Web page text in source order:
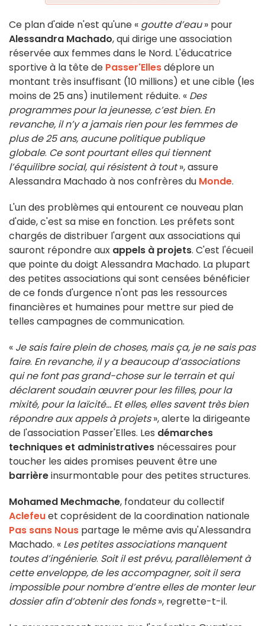
Ce plan d'aide n'est qu'une « goutte d’eau» pour
Alessandra Machado, qui dirige une association
réservée aux femmes dans le Nord. L'éducatrice
sportive à la tête de Passer'Ellesdéplore un
montant très insuffisant (10 millions) et une cible (les
moins de 25 ans) inutilement réduite. « Des
programmes pour la jeunesse, c’est bien. En
revanche, il n’y a jamais rien pour les femmes de
plus de 25 ans, aucune politique publique
globale. Ce sont pourtant elles qui tiennent
l’équilibre social, qui résistent à tout», assure
Alessandra Machado à nos confrères du Monde.
L'un des problèmes qui entourent ce nouveau plan
d'aide, c'est sa mise en fonction. Les préfets sont
chargés de distribuer l'argent aux associations qui
sauront répondre aux appels à projets. C'est l'écueil
que pointe du doigt Alessandra Machado. La plupart
des petites associations qui sont censées bénéficier
de ce fonds d'urgence n'ont pas les ressources
financières et humaines pour mettre sur pied de
telles campagnes de communication.
« Je sais faire plein de choses, mais ça, je ne sais pas
faire. En revanche, il y a beaucoup d’associations
qui ne font pas grand-chose sur le terrain et qui
déclarent soudain œuvrer pour les filles, pour la
mixité, pour la laïcité… Et elles, elles savent très bien
répondre aux appels à projets», alerte la dirigeante
de l'association Passer'Elles. Les démarches
techniques et administratives nécessaires pour
toucher les aides promises peuvent être une
barrièreinsurmontable pour des petites structures.
Mohamed Mechmache, fondateur du collectif
Aclefeuet coprésident de la coordination nationale
Pas sans Nous partage le même avis qu'Alessandra
Machado. « Les petites associations manquent
toutes d’ingénierie. Soit il est prévu, parallèlement à
cette enveloppe, de les accompagner, soit il sera
impossible pour nombre d’entre elles de monter leur
dossier afin d’obtenir des fonds», regrette-t-il.